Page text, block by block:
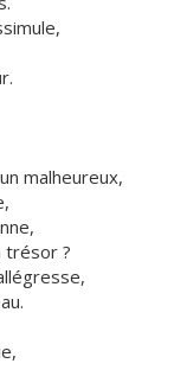
malheureux,
trésor ?